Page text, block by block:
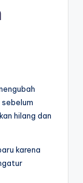
hilang dan
karena